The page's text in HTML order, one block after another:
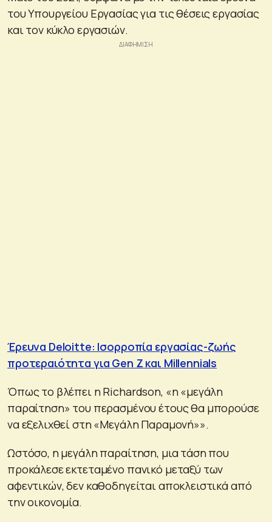
του Υπουργείου Εργασίας για τις θέσεις εργασίας
και τον κύκλο εργασιών.
Έρευνα Deloitte: Ισορροπία εργασίας-ζωής
προτεραιότητα για Gen Z και Millennials
Όπως το βλέπει η Richardson, «η «μεγάλη
παραίτηση» του περασμένου έτους θα μπορούσε
να εξελιχθεί στη «Μεγάλη Παραμονή»».
Ωστόσο, η μεγάλη παραίτηση, μια τάση που
προκάλεσε εκτεταμένο πανικό μεταξύ των
αφεντικών, δεν καθοδηγείται αποκλειστικά από
την οικονομία.